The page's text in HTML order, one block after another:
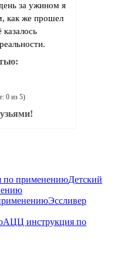
за ужином я
как же прошел
казалось
0 из 5)
Детский
Эссливер
АЦЦ инструкция по